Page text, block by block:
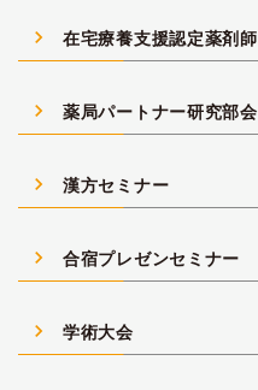
navigate_next 在宅療養支援認定薬剤師
navigate_next 薬局パートナー研究部会
navigate_next 漢方セミナー
navigate_next 合宿プレゼンセミナー
navigate_next 学術大会